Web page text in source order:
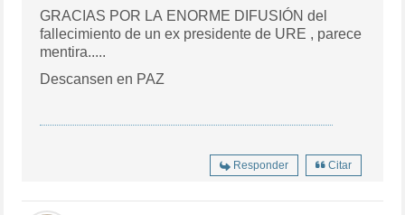
GRACIAS POR LA ENORME DIFUSIÓN del
fallecimiento de un ex presidente de URE , parece
mentira.....
Descansen en PAZ
Responder Citar